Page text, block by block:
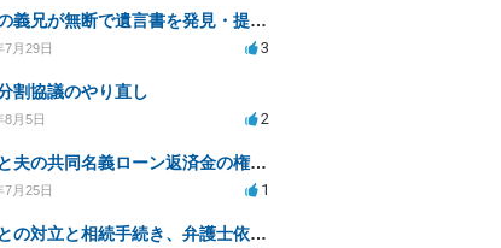
故人の義兄が無断で遺言書を発見・提出、法的対処法は？
7月29日 3
割協議のやり直し
8月5日 2
義母と夫の共同名義ローン返済金の権利について知りたい
7月25日 1
叔父との対立と相続手続き、弁護士依頼の方法は？